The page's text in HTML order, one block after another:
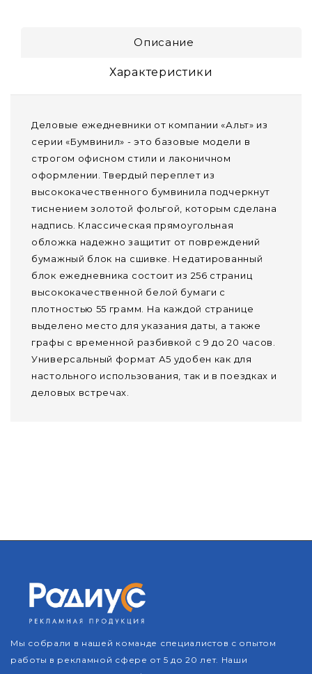
Описание
Характеристики
Деловые ежедневники от компании «Альт» из
серии «Бумвинил» - это базовые модели в
строгом офисном стили и лаконичном
оформлении. Твердый переплет из
высококачественного бумвинила подчеркнут
тиснением золотой фольгой, которым сделана
надпись. Классическая прямоугольная
обложка надежно защитит от повреждений
бумажный блок на сшивке. Недатированный
блок ежедневника состоит из 256 страниц
высококачественной белой бумаги с
плотностью 55 грамм. На каждой странице
выделено место для указания даты, а также
графы с временной разбивкой с 9 до 20 часов.
Универсальный формат А5 удобен как для
настольного использования, так и в поездках и
деловых встречах.
Мы собрали в нашей команде специалистов с опытом
работы в рекламной сфере от 5 до 20 лет. Наши